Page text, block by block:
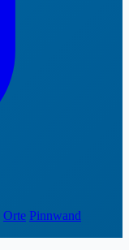
Orte Pinnwand